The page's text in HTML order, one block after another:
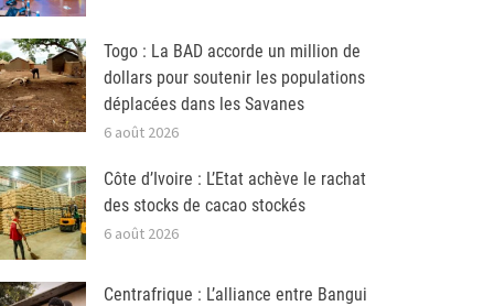
Togo : La BAD accorde un million de
dollars pour soutenir les populations
déplacées dans les Savanes
6 août 2026
Côte d’Ivoire : L’Etat achève le rachat
des stocks de cacao stockés
6 août 2026
Centrafrique : L’alliance entre Bangui